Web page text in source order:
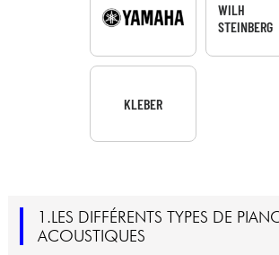
KLEBER
WILH
STEINBERG
1.LES DIFFÉRENTS TYPES DE
ACOUSTIQUES